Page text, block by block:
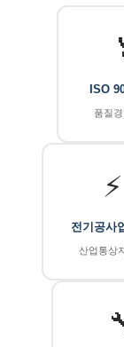
ISO
품질
⚡
전기공사
산업통상